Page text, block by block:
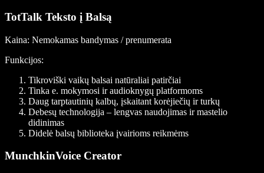
TotTalk Teksto į Balsą
Kaina: Nemokamas bandymas / prenumerata
Funkcijos:
Tikroviški vaikų balsai natūraliai patirčiai
Tinka e. mokymosi ir audioknygų platformoms
Daug tarptautinių kalbų, įskaitant korėjiečių ir turkų
Debesų technologija – lengvas naudojimas ir mastelio
didinimas
Didelė balsų biblioteka įvairioms reikmėms
MunchkinVoice Creator